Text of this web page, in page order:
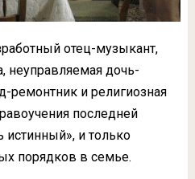
отец-музыкант,
неуправляемая дочь-
ремонтник и религиозная
последней
истинный», и только
порядков в семье.